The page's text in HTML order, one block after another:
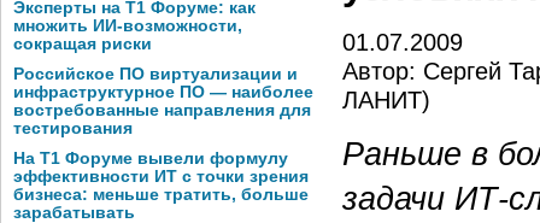
Эксперты на Т1 Форуме: как
множить ИИ-возможности,
сокращая риски
Российское ПО виртуализации и
инфраструктурное ПО — наиболее
востребованные направления для
тестирования
На Т1 Форуме вывели формулу
эффективности ИТ с точки зрения
бизнеса: меньше тратить, больше
зарабатывать
01.07.2009
Автор: Сергей
ЛАНИТ)
Раньше в
задачи